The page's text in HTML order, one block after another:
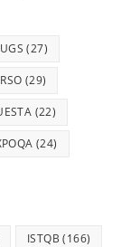
(27)
(29)
(22)
(24)
ISTQB (166)